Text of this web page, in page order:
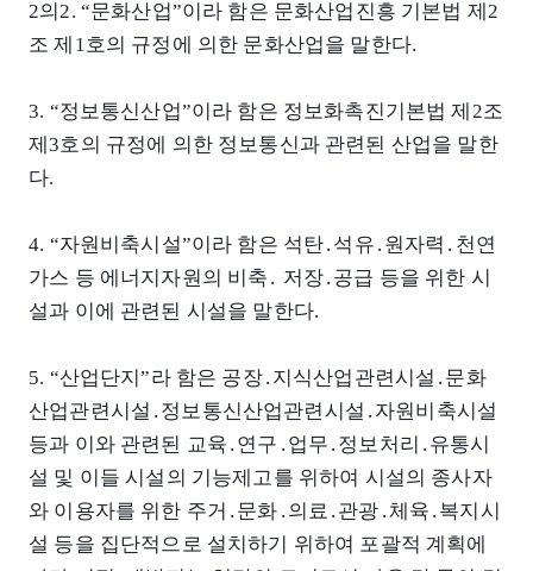
2의2. “문화산업”이라 함은 문화산업진흥 기본법 제2
조 제1호의 규정에 의한 문화산업을 말한다.
3. “정보통신산업”이라 함은 정보화촉진기본법 제2조
제3호의 규정에 의한 정보통신과 관련된 산업을 말한
다.
4. “자원비축시설”이라 함은 석탄․석유․원자력․천연
가스 등 에너지자원의 비축․ 저장․공급 등을 위한 시
설과 이에 관련된 시설을 말한다.
5. “산업단지”라 함은 공장․지식산업관련시설․문화
산업관련시설․정보통신산업관련시설․자원비축시설
등과 이와 관련된 교육․연구․업무․정보처리․유통시
설 및 이들 시설의 기능제고를 위하여 시설의 종사자
와 이용자를 위한 주거․문화․의료․관광․체육․복지시
설 등을 집단적으로 설치하기 위하여 포괄적 계획에